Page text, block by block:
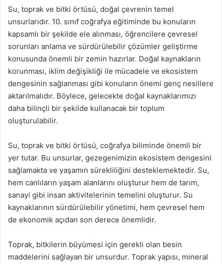
Su, toprak ve bitki örtüsü, doğal çevrenin temel
unsurlarıdır. 10. sınıf coğrafya eğitiminde bu konuların
kapsamlı bir şekilde ele alınması, öğrencilere çevresel
sorunları anlama ve sürdürülebilir çözümler geliştirme
konusunda önemli bir zemin hazırlar. Doğal kaynakların
korunması, iklim değişikliği ile mücadele ve ekosistem
dengesinin sağlanması gibi konuların önemi genç nesillere
aktarılmalıdır. Böylece, gelecekte doğal kaynaklarımızı
daha bilinçli bir şekilde kullanacak bir toplum
oluşturulabilir.
Su, toprak ve bitki örtüsü, coğrafya biliminde önemli bir
yer tutar. Bu unsurlar, gezegenimizin ekosistem dengesini
sağlamakta ve yaşamın sürekliliğini desteklemektedir. Su,
hem canlıların yaşam alanlarını oluşturur hem de tarım,
sanayi gibi insan aktivitelerinin temelini oluşturur. Su
kaynaklarının sürdürülebilir yönetimi, hem çevresel hem
de ekonomik açıdan son derece önemlidir.
Toprak, bitkilerin büyümesi için gerekli olan besin
maddelerini sağlayan bir unsurdur. Toprak yapısı, mineral